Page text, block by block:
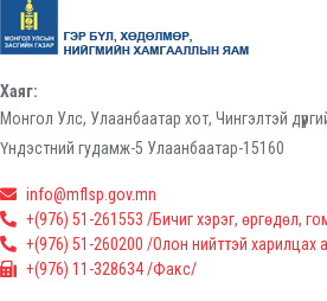
Хаяг:
Монгол Улс, Улаанбаатар хот, Чингэлтэй
Үндэстний гудамж-5 Улаанбаатар-15160
info@mflsp.gov.mn
+(976) 51-261553 /Бичиг хэрэг, өргөдөл,
+(976) 51-260200 /Олон нийттэй харилцах
+(976) 11-328634 /Факс/